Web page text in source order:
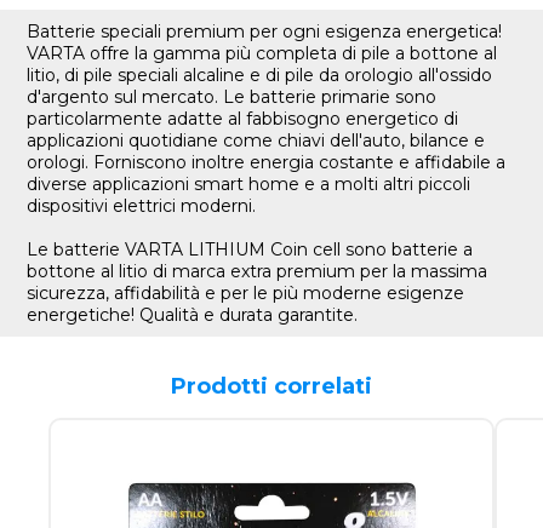
Batterie speciali premium per ogni esigenza energetica!
VARTA offre la gamma più completa di pile a bottone al
litio, di pile speciali alcaline e di pile da orologio all'ossido
d'argento sul mercato. Le batterie primarie sono
particolarmente adatte al fabbisogno energetico di
applicazioni quotidiane come chiavi dell'auto, bilance e
orologi. Forniscono inoltre energia costante e affidabile a
diverse applicazioni smart home e a molti altri piccoli
dispositivi elettrici moderni.
Le batterie VARTA LITHIUM Coin cell sono batterie a
bottone al litio di marca extra premium per la massima
sicurezza, affidabilità e per le più moderne esigenze
energetiche! Qualità e durata garantite.
Prodotti correlati